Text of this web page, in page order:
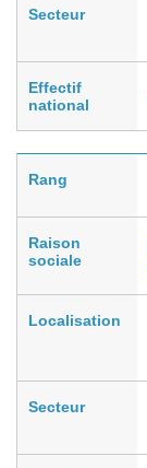
Secteur
Effectif
national
Rang
Raison
sociale
Localisation
Secteur